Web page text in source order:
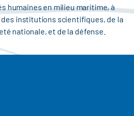
humaines en milieu maritime, à
institutions scientifiques, de la
nationale, et de la défense.